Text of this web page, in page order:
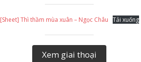
[Sheet] Thì thầm mùa xuân – Ngọc Châu Tải xuống
Xem giai thoại